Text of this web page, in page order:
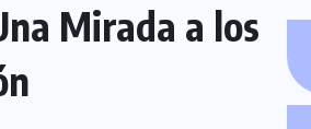
Mirada a los